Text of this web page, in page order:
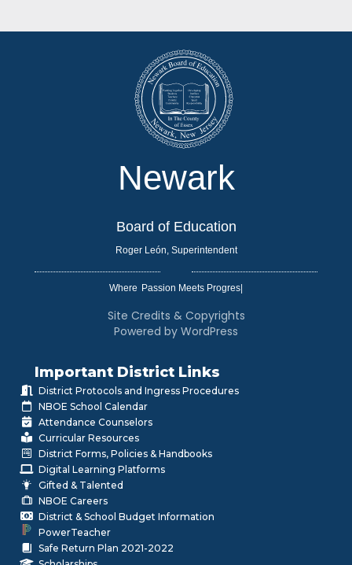
Newark
Board of Education
Roger León, Superintendent
Where
Site Credits & Copyrights
Powered by WordPress
Important District Links
District Protocols and Ingress Procedures
NBOE School Calendar
Attendance Counselors
Curricular Resources
District Forms, Policies & Handbooks
Digital Learning Platforms
Gifted & Talented
NBOE Careers
District & School Budget Information
PowerTeacher
Safe Return Plan 2021-2022